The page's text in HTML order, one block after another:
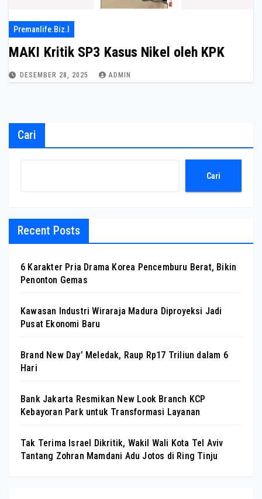
Premanlife.biz.i
MAKI Kritik SP3 Kasus Nikel oleh KPK
DESEMBER 28, 2025 ADMIN
Cari
Cari
Recent Posts
6 Karakter Pria Drama Korea Pencemburu Berat, Bikin
Penonton Gemas
Kawasan Industri Wiraraja Madura Diproyeksi Jadi
Pusat Ekonomi Baru
Brand New Day’ Meledak, Raup Rp17 Triliun dalam 6
Hari
Bank Jakarta Resmikan New Look Branch KCP
Kebayoran Park untuk Transformasi Layanan
Tak Terima Israel Dikritik, Wakil Wali Kota Tel Aviv
Tantang Zohran Mamdani Adu Jotos di Ring Tinju